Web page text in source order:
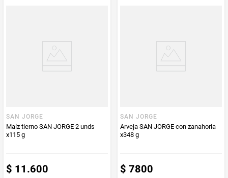
SAN JORGE
Maíz tierno SAN JORGE 2 unds
x115 g
$ 11.600
SAN JORGE
Arveja SAN JORGE con zanahoria
x348 g
$ 7800